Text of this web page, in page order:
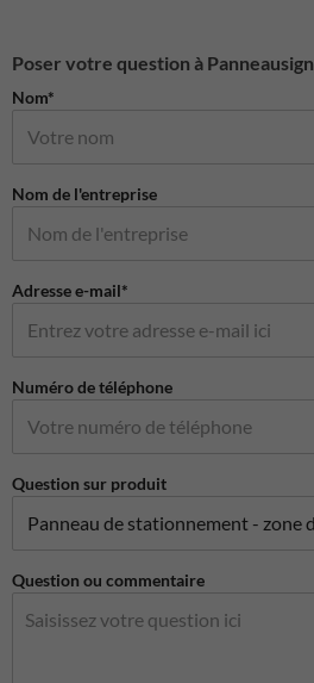
Poser votre question à
Nom*
Nom de l'entreprise
Adresse e-mail*
Numéro de téléphone
Question sur produit
Question ou commentaire